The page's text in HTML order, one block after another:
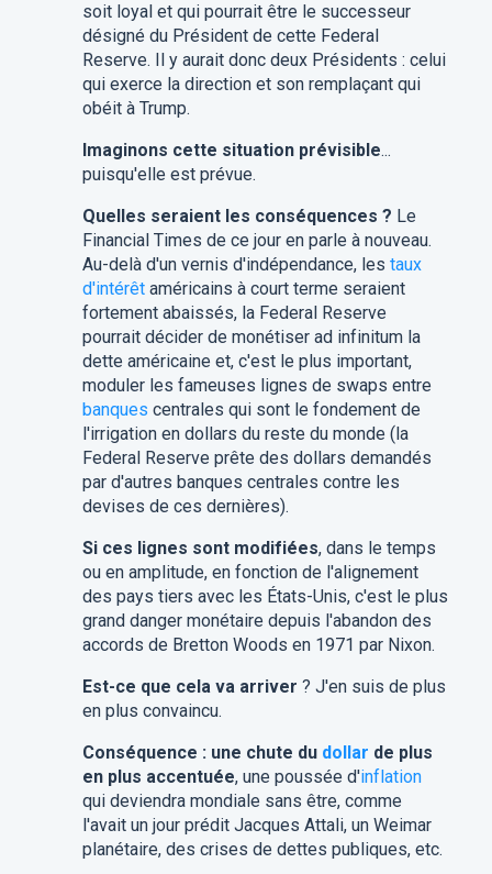
soit loyal et qui pourrait être le successeur
désigné du Président de cette Federal
Reserve. Il y aurait donc deux Présidents : celui
qui exerce la direction et son remplaçant qui
obéit à Trump.
Imaginons cette situation prévisible...
puisqu'elle est prévue.
Quelles seraient les conséquences ? Le
Financial Times de ce jour en parle à nouveau.
Au-delà d'un vernis d'indépendance, les taux
d'intérêtaméricains à court terme seraient
fortement abaissés, la Federal Reserve
pourrait décider de monétiser ad infinitum la
dette américaine et, c'est le plus important,
moduler les fameuses lignes de swaps entre
banques centrales qui sont le fondement de
l'irrigation en dollars du reste du monde (la
Federal Reserve prête des dollars demandés
par d'autres banques centrales contre les
devises de ces dernières).
Si ces lignes sont modifiées, dans le temps
ou en amplitude, en fonction de l'alignement
des pays tiers avec les États-Unis, c'est le plus
grand danger monétaire depuis l'abandon des
accords de Bretton Woods en 1971 par Nixon.
Est-ce que cela va arriver ? J'en suis de plus
en plus convaincu.
Conséquence : une chute du dollar de plus
en plus accentuée, une poussée d'inflation
qui deviendra mondiale sans être, comme
l'avait un jour prédit Jacques Attali, un Weimar
planétaire, des crises de dettes publiques, etc.